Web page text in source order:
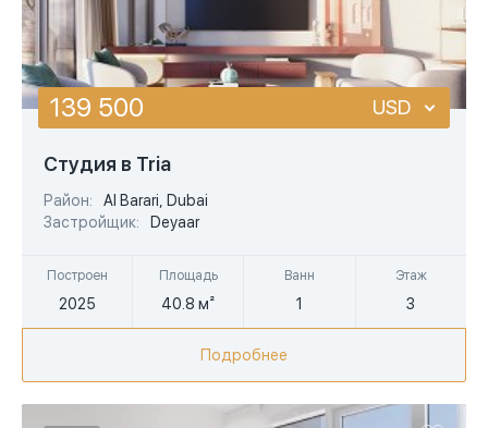
Студия в Tria
Район:
Al Barari, Dubai
Застройщик:
Deyaar
Построен
2025
Площадь
40.8 м²
Ванн
1
Этаж
3
139 500 USD
Подробнее